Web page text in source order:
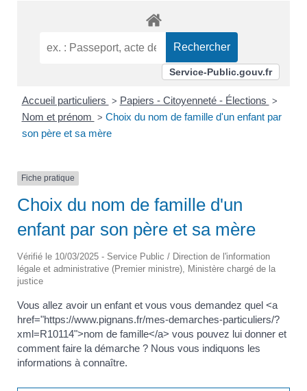
Service-Public.gouv.fr
Accueil particuliers > Papiers - Citoyenneté - Élections >
Nom et prénom > Choix du nom de famille d'un enfant par
son père et sa mère
Fiche pratique
Choix du nom de famille d'un
enfant par son père et sa mère
Vérifié le 10/03/2025 - Service Public / Direction de l'information
légale et administrative (Premier ministre), Ministère chargé de la
justice
Vous allez avoir un enfant et vous vous demandez quel <a
href="https://www.pignans.fr/mes-demarches-particuliers/?
xml=R10114">nom de famille</a> vous pouvez lui donner et
comment faire la démarche ? Nous vous indiquons les
informations à connaître.